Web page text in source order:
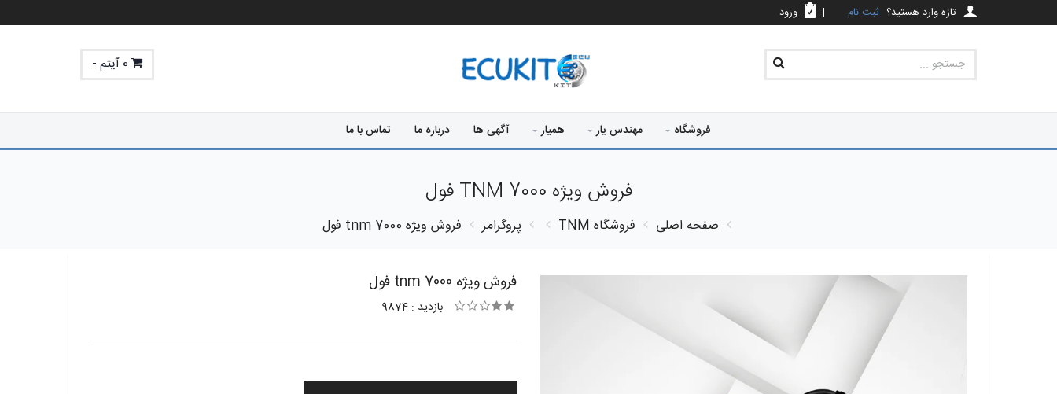
تازه وارد هستید؟ ثبت نام | ورود
0 آیتم -
فروشگاه مهندس یار همیار آگهی ها درباره ما تماس با ما
فروش ویژه TNM 7000 فول
صفحه اصلی فروشگاه TNM پروگرامر فروش ویژه tnm 7000 فول
فروش ویژه tnm 7000 فول
بازدید : 9874